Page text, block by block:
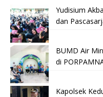
Yudisium
dan
BUMD Air
di
Kapolsek